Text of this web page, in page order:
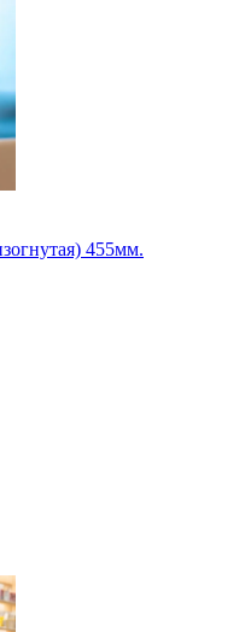
455мм.